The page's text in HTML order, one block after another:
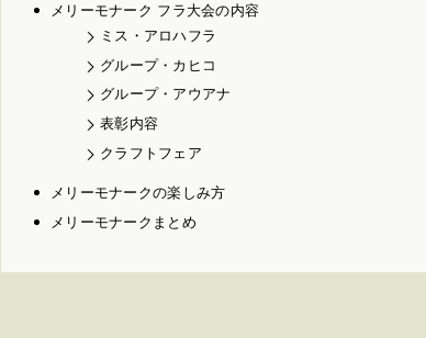
メリーモナーク フラ大会の内容
ミス・アロハフラ
グループ・カヒコ
グループ・アウアナ
表彰内容
クラフトフェア
メリーモナークの楽しみ方
メリーモナークまとめ